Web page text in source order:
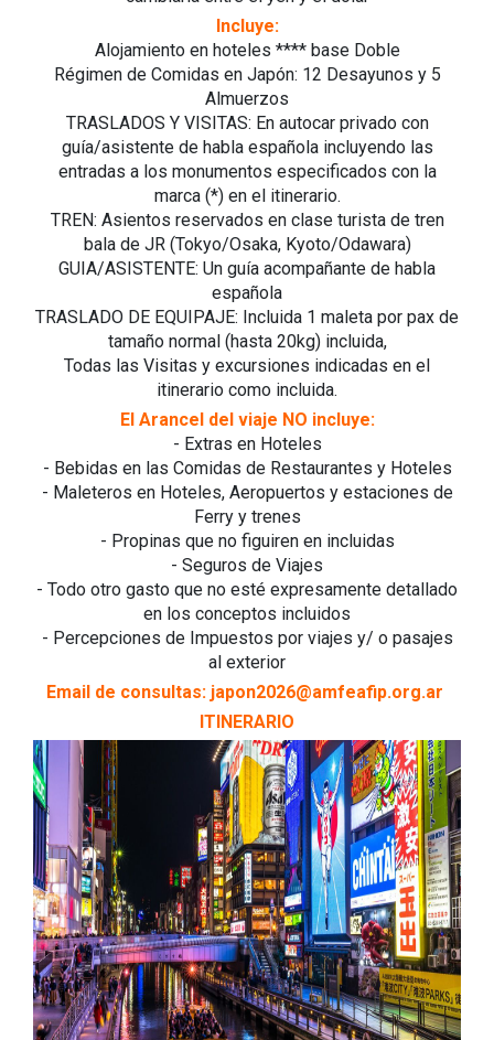
Incluye:
Alojamiento en hoteles **** base Doble
Régimen de Comidas en Japón: 12 Desayunos y 5
Almuerzos
TRASLADOS Y VISITAS: En autocar privado con
guía/asistente de habla española incluyendo las
entradas a los monumentos especificados con la
marca (*) en el itinerario.
TREN: Asientos reservados en clase turista de tren
bala de JR (Tokyo/Osaka, Kyoto/Odawara)
GUIA/ASISTENTE: Un guía acompañante de habla
española
TRASLADO DE EQUIPAJE: Incluida 1 maleta por pax de
tamaño normal (hasta 20kg) incluida,
Todas las Visitas y excursiones indicadas en el
itinerario como incluida.
El Arancel del viaje NO incluye:
- Extras en Hoteles
- Bebidas en las Comidas de Restaurantes y Hoteles
- Maleteros en Hoteles, Aeropuertos y estaciones de
Ferry y trenes
- Propinas que no figuiren en incluidas
- Seguros de Viajes
- Todo otro gasto que no esté expresamente detallado
en los conceptos incluidos
- Percepciones de Impuestos por viajes y/ o pasajes
al exterior
Email de consultas: japon2026@amfeafip.org.ar
ITINERARIO